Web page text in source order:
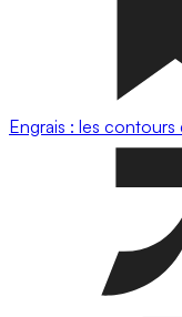
Engrais : les contours